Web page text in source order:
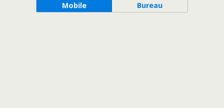
Mobile Bureau